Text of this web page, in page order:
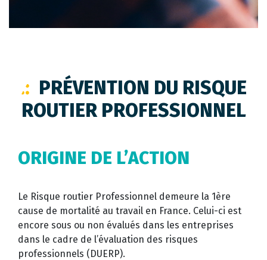
PRÉVENTION DU RISQUE
ROUTIER PROFESSIONNEL
ORIGINE DE L’ACTION
Le Risque routier Professionnel demeure la 1ère
cause de mortalité au travail en France. Celui-ci est
encore sous ou non évalués dans les entreprises
dans le cadre de l’évaluation des risques
professionnels (DUERP).